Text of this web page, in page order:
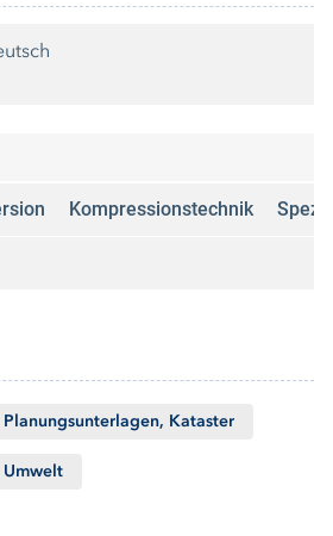
Kompressionstechnik
Planungsunterlagen, Kataster
Umwelt